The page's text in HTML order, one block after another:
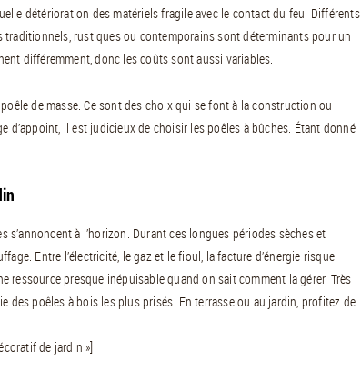
détérioration des matériels fragile avec le contact du feu. Différents
rustiques ou contemporains sont déterminants pour un
différemment, donc les coûts sont aussi variables.
de masse. Ce sont des choix qui se font à la construction ou
il est judicieux de choisir les poêles à bûches. Étant donné
à l’horizon. Durant ces longues périodes sèches et
Entre l’électricité, le gaz et le fioul, la facture d’énergie risque
ressource presque inépuisable quand on sait comment la gérer. Très
poêles à bois les plus prisés. En terrasse ou au jardin, profitez de
de jardin »]